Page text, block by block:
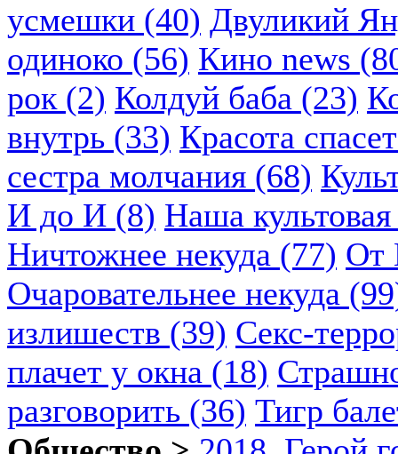
усмешки (40) Двуликий
одиноко (56) Кино news
рок (2) Колдуй баба (23)
внутрь (33) Красота
сестра молчания (68)
И до И (8) Наша
Ничтожнее некуда (77) От
Очаровательнее некуда
излишеств (39) Секс-
плачет у окна (18)
разговорить (36) Тигр